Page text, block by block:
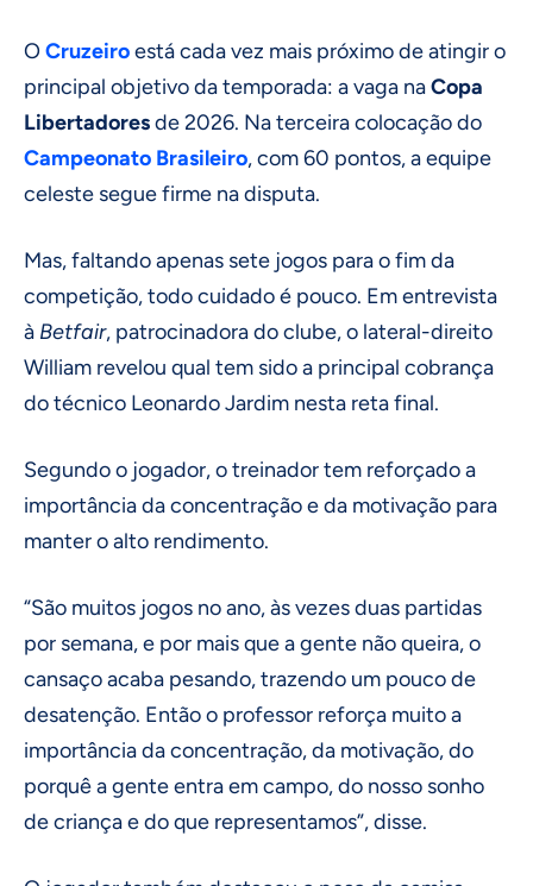
OCruzeiroestá cada vez mais próximo de atingir o
principal objetivo da temporada: a vaga naCopa
Libertadoresde 2026. Na terceira colocação do
Campeonato Brasileiro, com 60 pontos, a equipe
celeste segue firme na disputa.
Mas, faltando apenas sete jogos para o fim da
competição, todo cuidado é pouco. Em entrevista
à Betfair, patrocinadora do clube, o lateral-direito
William revelou qual tem sido a principal cobrança
do técnico Leonardo Jardim nesta reta final.
Segundo o jogador, o treinador tem reforçado a
importância da concentração e da motivação para
manter o alto rendimento.
“São muitos jogos no ano, às vezes duas partidas
por semana, e por mais que a gente não queira, o
cansaço acaba pesando, trazendo um pouco de
desatenção. Então o professor reforça muito a
importância da concentração, da motivação, do
porquê a gente entra em campo, do nosso sonho
de criança e do que representamos”, disse.